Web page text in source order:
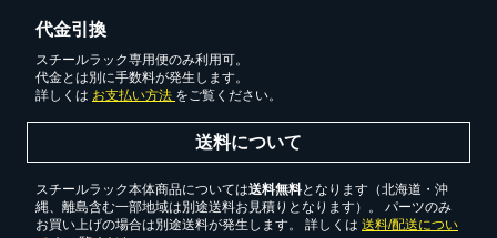
代金引換
スチールラック専用便のみ利用可。
代金とは別に手数料が発生します。
詳しくは お支払い方法 をご覧ください。
送料について
スチールラック本体商品については送料無料となります（北海道・沖
縄、離島含む一部地域は別途送料お見積りとなります）。 パーツのみ
お買い上げの場合は別途送料が発生します。 詳しくは 送料/配送につい